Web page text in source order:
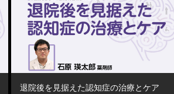
退院後を見据えた認知症の治療とケア